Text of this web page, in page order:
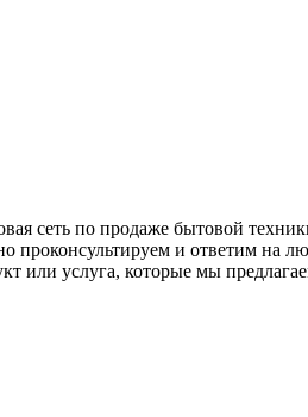
сеть по продаже бытовой
проконсультируем и ответим
или услуга, которые мы